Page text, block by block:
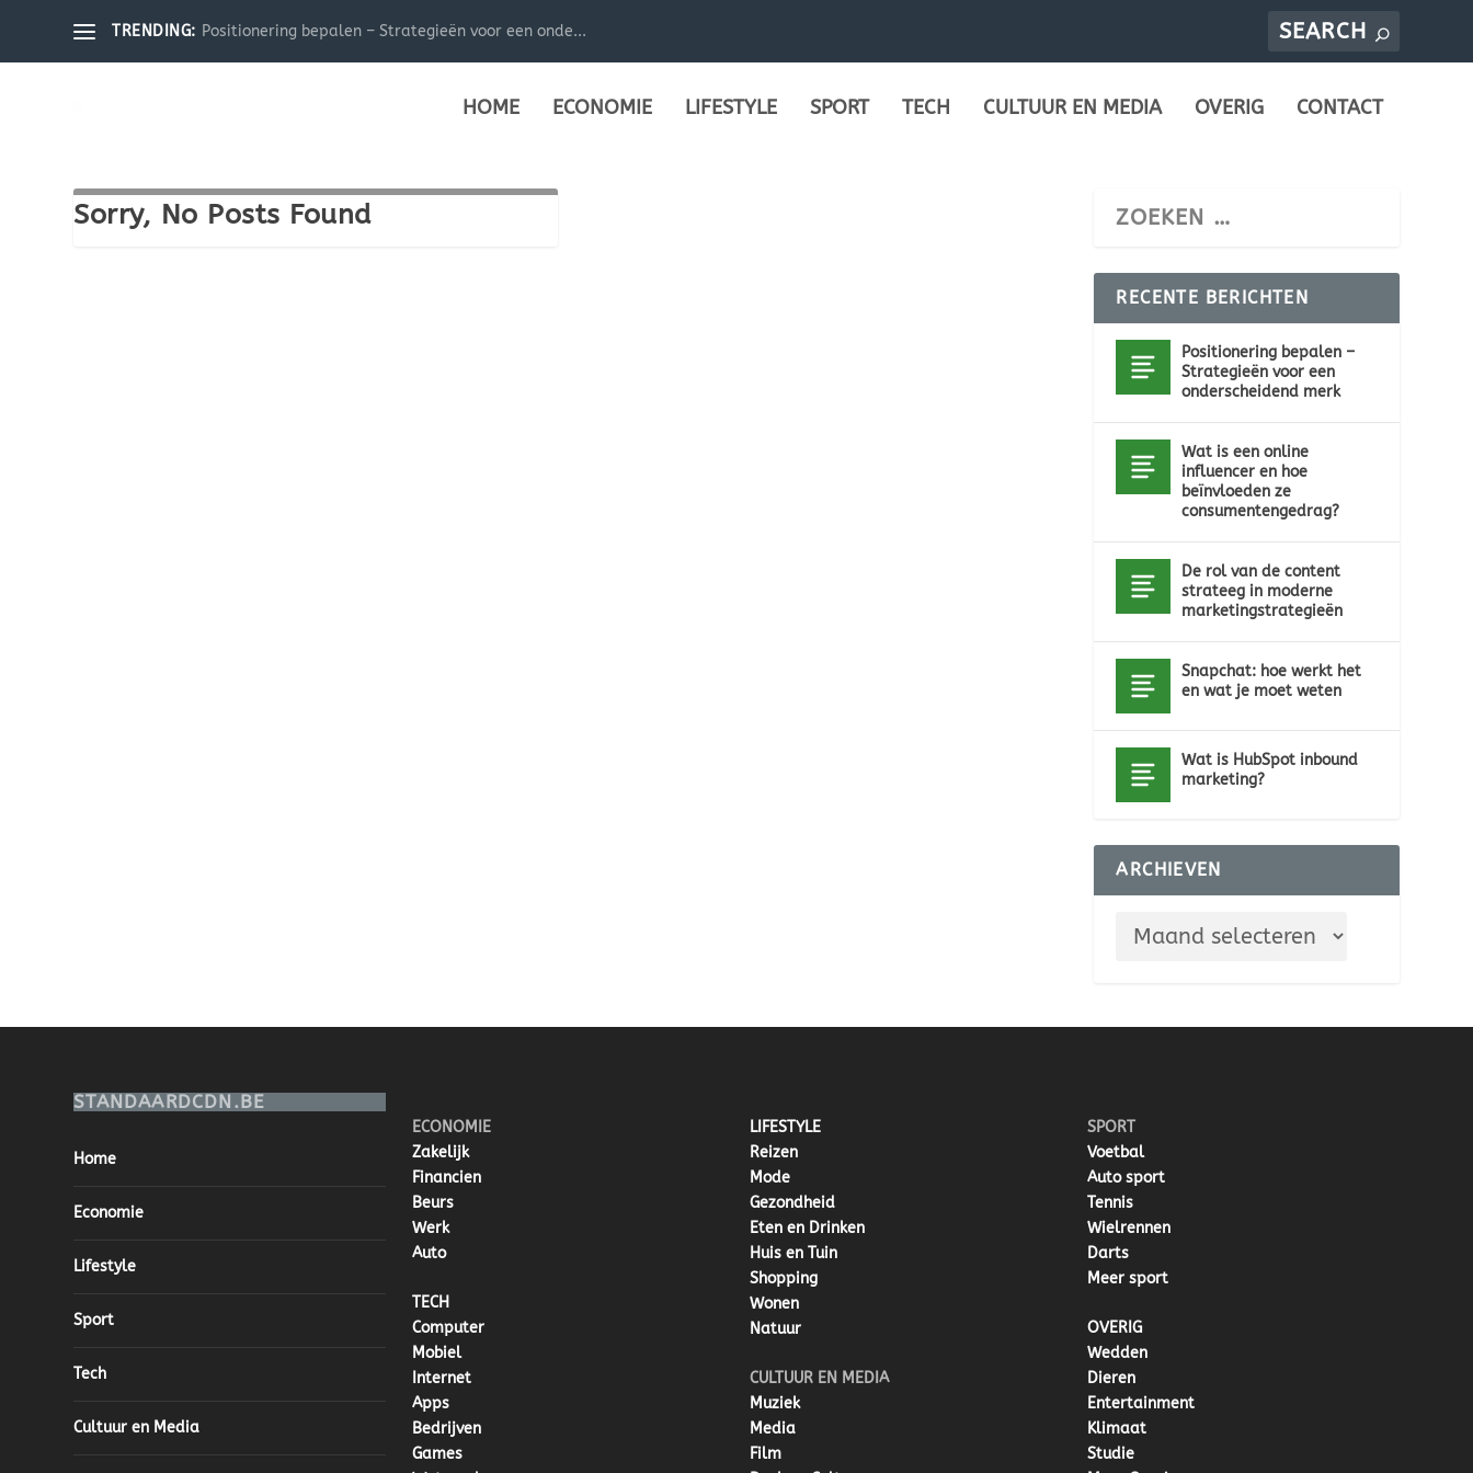
TRENDING: Positionering bepalen – Strategieën voor een onde...
HOME ECONOMIE LIFESTYLE SPORT TECH CULTUUR EN MEDIA OVERIG CONTACT
Sorry, No Posts Found
RECENTE BERICHTEN
Positionering bepalen –
Strategieën voor een
onderscheidend merk
Wat is een online
influencer en hoe
beïnvloeden ze
consumentengedrag?
De rol van de content
strateeg in moderne
marketingstrategieën
Snapchat: hoe werkt het
en wat je moet weten
Wat is HubSpot inbound
marketing?
ARCHIEVEN
STANDAARDCDN.BE
Home
Economie
Lifestyle
Sport
Tech
Cultuur en Media
ECONOMIE
Zakelijk
Financien
Beurs
Werk
Auto
TECH
Computer
Mobiel
Internet
Apps
Bedrijven
Games
LIFESTYLE
Reizen
Mode
Gezondheid
Eten en Drinken
Huis en Tuin
Shopping
Wonen
Natuur
CULTUUR EN MEDIA
Muziek
Media
Film
SPORT
Voetbal
Auto sport
Tennis
Wielrennen
Darts
Meer sport
OVERIG
Wedden
Dieren
Entertainment
Klimaat
Studie